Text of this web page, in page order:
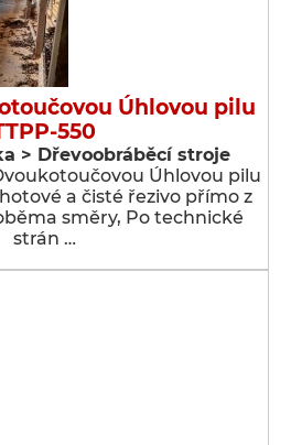
Úhlovou pilu
550
> Dřevoobráběcí stroje
Úhlovou pilu
a čisté řezivo přímo z
směry, Po technické
strán …